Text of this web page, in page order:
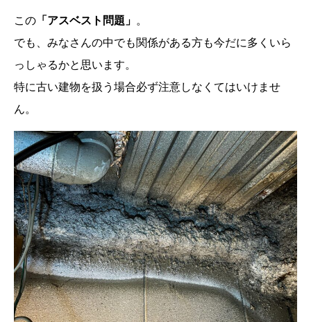
この 「アスベスト問題」 。
でも、みなさんの中でも関係がある方も今だに多くいら
っしゃるかと思います。
特に古い建物を扱う場合必ず注意しなくてはいけませ
ん。